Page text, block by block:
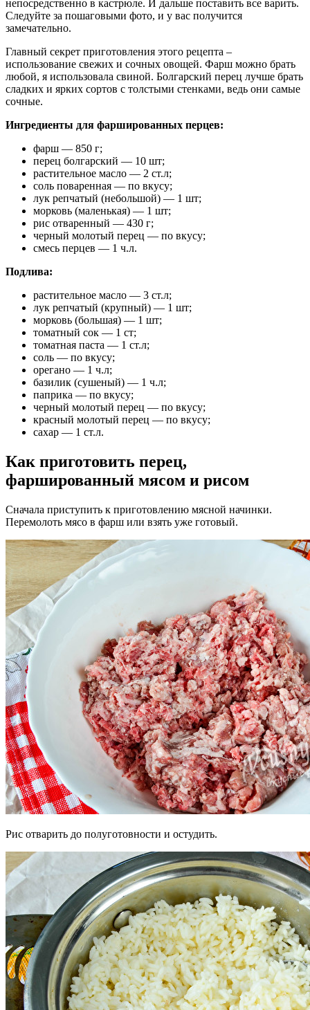
непосредственно в кастрюле. И дальше поставить все варить.
Следуйте за пошаговыми фото, и у вас получится
замечательно.
Главный секрет приготовления этого рецепта –
использование свежих и сочных овощей. Фарш можно брать
любой, я использовала свиной. Болгарский перец лучше брать
сладких и ярких сортов с толстыми стенками, ведь они самые
сочные.
Ингредиенты для фаршированных перцев:
фарш — 850 г;
перец болгарский — 10 шт;
растительное масло — 2 ст.л;
соль поваренная — по вкусу;
лук репчатый (небольшой) — 1 шт;
морковь (маленькая) — 1 шт;
рис отваренный — 430 г;
черный молотый перец — по вкусу;
смесь перцев — 1 ч.л.
Подлива:
растительное масло — 3 ст.л;
лук репчатый (крупный) — 1 шт;
морковь (большая) — 1 шт;
томатный сок — 1 ст;
томатная паста — 1 ст.л;
соль — по вкусу;
орегано — 1 ч.л;
базилик (сушеный) — 1 ч.л;
паприка — по вкусу;
черный молотый перец — по вкусу;
красный молотый перец — по вкусу;
сахар — 1 ст.л.
Как приготовить перец,
фаршированный мясом и рисом
Сначала приступить к приготовлению мясной начинки.
Перемолоть мясо в фарш или взять уже готовый.
Рис отварить до полуготовности и остудить.